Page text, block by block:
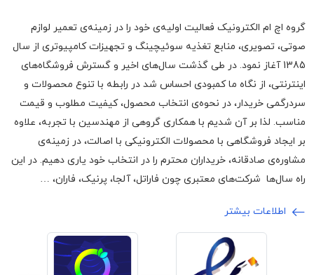
گروه اچ ام الکترونیک فعالیت اولیه‌ی خود را در زمینه‌‌ی تعمیر لوازم
صوتی، تصویری، منابع تغذیه سوئیچینگ و تجهیزات کامپیوتری از سال
1385 آغاز نمود. در طی گذشت سال‌های اخیر و گسترش فروشگاه‌های
اینترنتی، از نگاه ما کمبودی احساس شد در رابطه با تنوع محصولات و
سردرگمی خریدار، در نحوه‌ی انتخاب محصول، کیفیت مطلوب و قیمت
مناسب. لذا بر آن شدیم با همکاری گروهی از مهندسین با تجربه، علاوه
بر ایجاد فروشگاهی با محصولات الکترونیکی با اصالت، در زمینه‌ی
مشاوره‌ی صادقانه، خریداران محترم را در انتخاب خود یاری دهیم. در این
راه سال‌ها شرکت‌های معتبری چون فاراتل، آلجا، پرنیک، فاران، …
اطلاعات بیشتر